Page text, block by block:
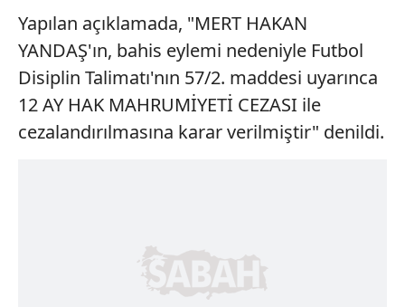
Yapılan açıklamada, "MERT HAKAN
YANDAŞ'ın, bahis eylemi nedeniyle Futbol
Disiplin Talimatı'nın 57/2. maddesi uyarınca
12 AY HAK MAHRUMİYETİ CEZASI ile
cezalandırılmasına karar verilmiştir" denildi.